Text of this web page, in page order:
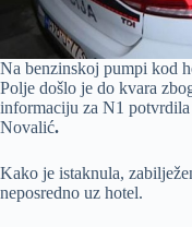
Na benzinskoj pumpi kod
Polje došlo je do kvara
informaciju za N1
Novalić.
Kako je istaknula,
neposredno uz hotel.